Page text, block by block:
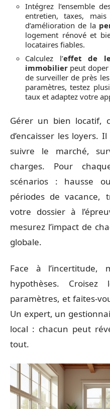
Intégrez l’ensemble
entretien, taxes,
d’amélioration de la
logement rénové et
locataires fiables.
Calculez l’effet de
immobilier peut
de surveiller de près
paramètres, testez
taux et adaptez votre
Gérer un bien locatif,
d’encaisser les loyers.
suivre le marché,
charges. Pour
scénarios : hausse
périodes de vacance,
votre dossier à
mesurez l’impact de
globale.
Face à
hypothèses.
paramètres, et faites-
Un expert, un
local : chacun peut
tout.